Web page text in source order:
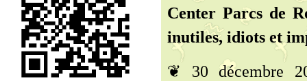
Center Parcs de
inutiles, idiots et
❦ 30 décembre